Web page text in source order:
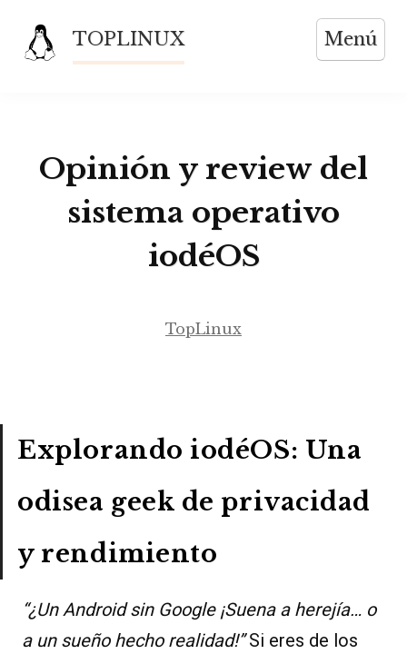
contenido
TOPLINUX Menú
Opinión y review del
sistema operativo
iodéOS
TopLinux
Explorando iodéOS: Una
odisea geek de privacidad
y rendimiento
“¿Un Android sin Google ¡Suena a herejía… o
a un sueño hecho realidad!”Si eres de los